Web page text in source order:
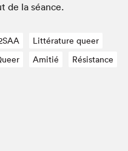
de la séance.
Littérature queer
Amitié Résistance